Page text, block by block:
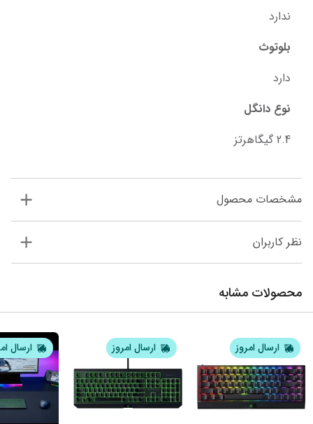
ندارد
بلوتوث
دارد
نوع دانگل
2.4 گیگاهرتز
مشخصات محصول
نظر کاربران
محصولات مشابه
ارسال امروز ارسال امروز ارسال